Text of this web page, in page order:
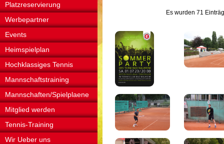
Platzreservierung
Werbepartner
Events
Heimspielplan
Hochklassiges Tennis
Mannschaftstraining
Mannschaften/Spielplaene
Mitglied werden
Tennis-Training
Wir Ueber uns
Es wurden 71